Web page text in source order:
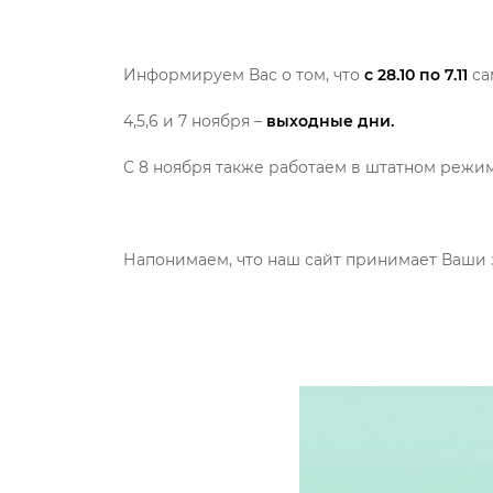
Информируем Вас о том, что с 28.10 по 7.11
4,5,6 и 7 ноября – выходные дни.
С 8 ноября также работаем в штатном
Напонимаем, что наш сайт принимает Ваши